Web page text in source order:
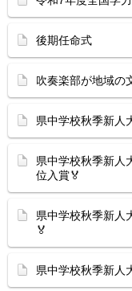
後期任命式
吹奏楽部が地域の
県中学校秋季新
県中学校秋季新
位入賞🏅
県中学校秋季新
🏅
県中学校秋季新